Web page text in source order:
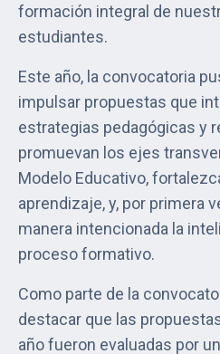
formación integral de
estudiantes.
Este año, la convocatoria
impulsar propuestas que
estrategias pedagógicas y
promuevan los ejes
Modelo Educativo,
aprendizaje, y, por primera
manera intencionada la
proceso formativo.
Como parte de la
destacar que las
año fueron evaluadas por